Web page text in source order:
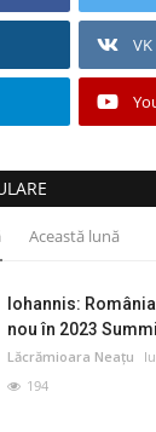
VK
Această lună
Iohannis:
nou în 2023
Lăcrămioara Neațu
194